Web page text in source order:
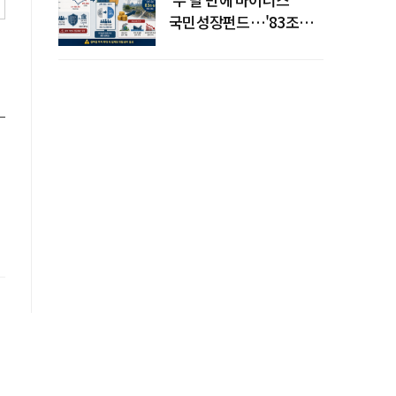
국민성장펀드…'83조